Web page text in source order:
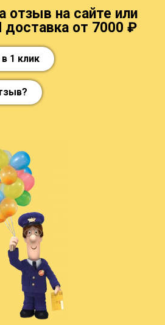
отзыв на сайте или
от 7000 ₽
1 клик